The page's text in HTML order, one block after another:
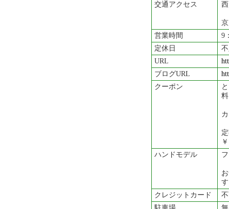
交通アクセス
営業時間
9
定休日
URL
ブログURL
クーポン
ハンドモデル
クレジットカード